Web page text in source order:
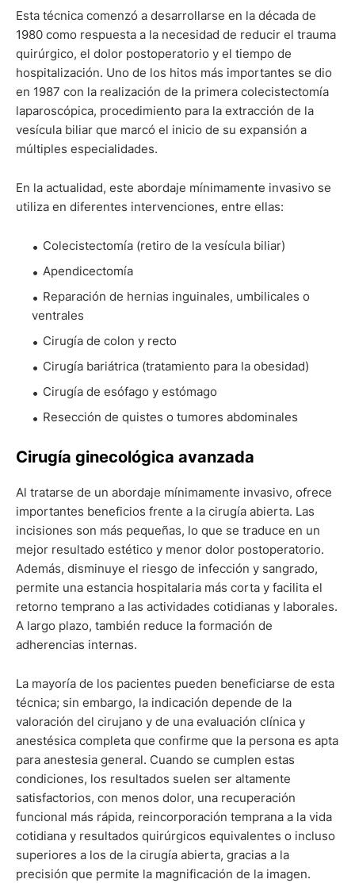
Esta técnica comenzó a desarrollarse en la década de
1980 como respuesta a la necesidad de reducir el trauma
quirúrgico, el dolor postoperatorio y el tiempo de
hospitalización. Uno de los hitos más importantes se dio
en 1987 con la realización de la primera colecistectomía
laparoscópica, procedimiento para la extracción de la
vesícula biliar que marcó el inicio de su expansión a
múltiples especialidades.
En la actualidad, este abordaje mínimamente invasivo se
utiliza en diferentes intervenciones, entre ellas:
Colecistectomía (retiro de la vesícula biliar)
Apendicectomía
Reparación de hernias inguinales, umbilicales o
ventrales
Cirugía de colon y recto
Cirugía bariátrica (tratamiento para la obesidad)
Cirugía de esófago y estómago
Resección de quistes o tumores abdominales
Cirugía ginecológica avanzada
Al tratarse de un abordaje mínimamente invasivo, ofrece
importantes beneficios frente a la cirugía abierta. Las
incisiones son más pequeñas, lo que se traduce en un
mejor resultado estético y menor dolor postoperatorio.
Además, disminuye el riesgo de infección y sangrado,
permite una estancia hospitalaria más corta y facilita el
retorno temprano a las actividades cotidianas y laborales.
A largo plazo, también reduce la formación de
adherencias internas.
La mayoría de los pacientes pueden beneficiarse de esta
técnica; sin embargo, la indicación depende de la
valoración del cirujano y de una evaluación clínica y
anestésica completa que confirme que la persona es apta
para anestesia general. Cuando se cumplen estas
condiciones, los resultados suelen ser altamente
satisfactorios, con menos dolor, una recuperación
funcional más rápida, reincorporación temprana a la vida
cotidiana y resultados quirúrgicos equivalentes o incluso
superiores a los de la cirugía abierta, gracias a la
precisión que permite la magnificación de la imagen.